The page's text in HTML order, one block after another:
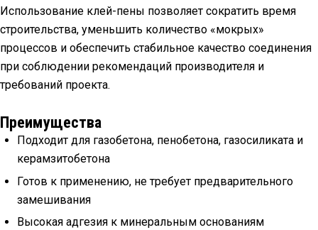
Использование клей-пены позволяет сократить время
строительства, уменьшить количество «мокрых»
процессов и обеспечить стабильное качество соединения
при соблюдении рекомендаций производителя и
требований проекта.
Преимущества
Подходит для газобетона, пенобетона, газосиликата и
керамзитобетона
Готов к применению, не требует предварительного
замешивания
Высокая адгезия к минеральным основаниям